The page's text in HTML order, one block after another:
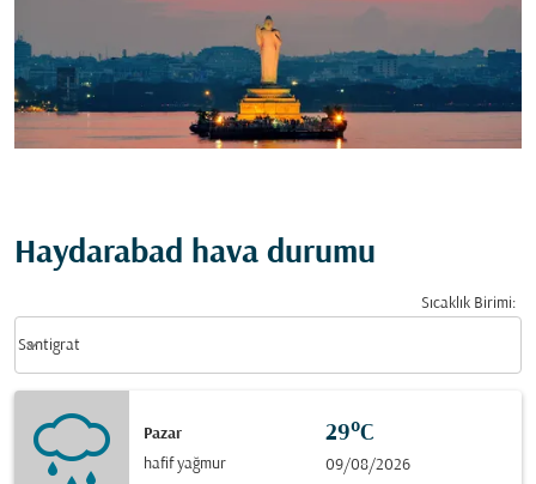
Haydarabad hava durumu
Sıcaklık Birimi:
Santigrat
keyboard_arrow_down
Pazar
hafif yağmur
29°C
09/08/2026